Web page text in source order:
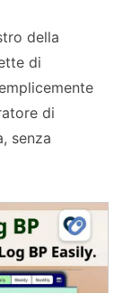
della
di
di
senza